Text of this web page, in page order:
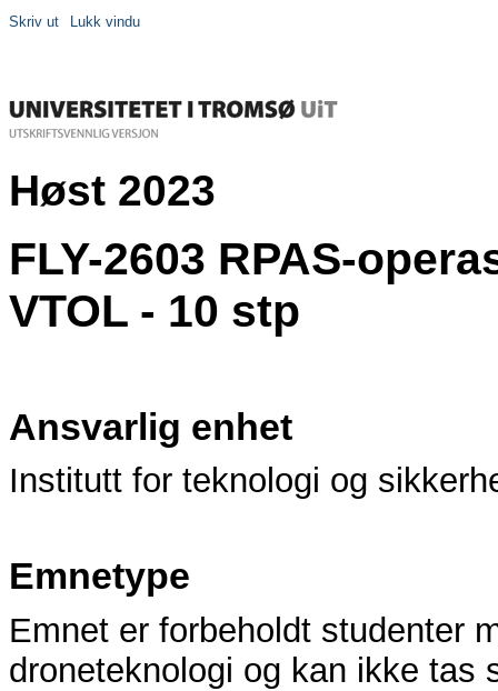
Skriv ut Lukk vindu
Høst 2023
FLY-2603 RPAS-
VTOL - 10 stp
Ansvarlig enhet
Institutt for teknologi og
Emnetype
Emnet er forbeholdt studenter
droneteknologi og kan ikke tas